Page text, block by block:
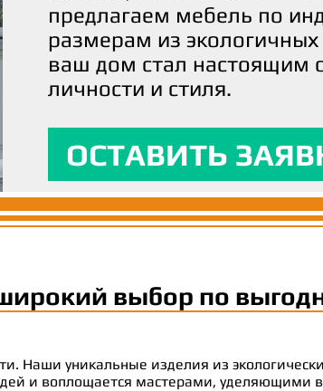
предлагаем мебель по
размерам из
ваш дом стал настоящим
личности и стиля.
ОСТАВИТЬ
уют и стиль, но и
планете.
ОСТАВИТЬ
Наша команда искусных
воплотить ваши идеи и
чтобы каждая деталь
вашим ожиданиям и
ОСТАВИТЬ
выбор по
Наши уникальные изделия из
и воплощается мастерами,